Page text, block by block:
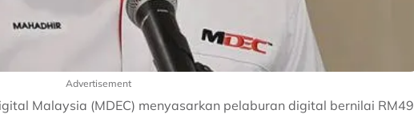
Advertisement
Malaysia (MDEC) menyasarkan pelaburan digital bernilai RM49